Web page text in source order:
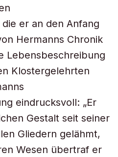
die er an den Anfang
Hermanns Chronik
Lebensbeschreibung
Klostergelehrten
eindrucksvoll: „Er
Gestalt seit seiner
Gliedern gelähmt,
Wesen übertraf er